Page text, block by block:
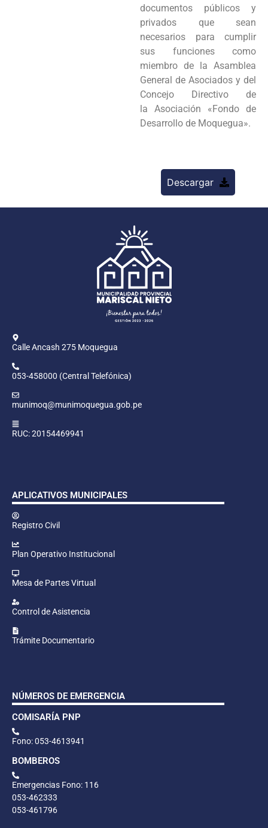
documentos públicos y
privados que sean
necesarios para cumplir
sus funciones como
miembro de la Asamblea
General de Asociados y del
Concejo Directivo de
la Asociación «Fondo de
Desarrollo de Moquegua».
Descargar
Calle Ancash 275 Moquegua
053-458000 (Central Telefónica)
munimoq@munimoquegua.gob.pe
RUC: 20154469941
APLICATIVOS MUNICIPALES
Registro Civil
Plan Operativo Institucional
Mesa de Partes Virtual
Control de Asistencia
Trámite Documentario
NÚMEROS DE EMERGENCIA
COMISARÍA PNP
Fono: 053-4613941
BOMBEROS
Emergencias Fono: 116
053-462333
053-461796